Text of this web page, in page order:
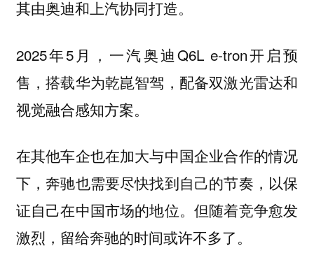
其由奥迪和上汽协同打造。
2025年5月，一汽奥迪Q6L e-tron开启预
售，搭载华为乾崑智驾，配备双激光雷达和
视觉融合感知方案。
在其他车企也在加大与中国企业合作的情况
下，奔驰也需要尽快找到自己的节奏，以保
证自己在中国市场的地位。但随着竞争愈发
激烈，留给奔驰的时间或许不多了。